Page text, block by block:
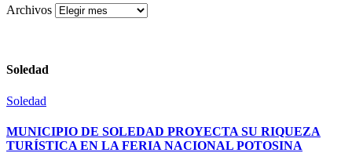
Archivos
Soledad
Soledad
MUNICIPIO DE SOLEDAD PROYECTA SU RIQUEZA
TURÍSTICA EN LA FERIA NACIONAL POTOSINA